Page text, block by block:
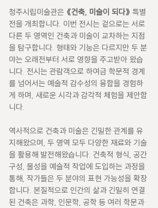
청주시립미술관은 《건축, 미술이 되다》 특별
전을 개최합니다. 이번 전시는 겉으로는 서로
다른 두 영역인 건축과 미술이 교차하는 지점
을 탐구합니다. 형태와 기능은 다르지만 두 분
야는 오래전부터 서로 영향을 주고받아 왔습
니다. 전시는 관람객으로 하여금 학문적 경계
를 넘어서는 예술적 감수성의 융합을 경험하
게 하며, 새로운 시각과 감각적 체험을 제안합
니다.
역사적으로 건축과 미술은 긴밀한 관계를 유
지해왔으며, 두 영역 모두 다양한 재료와 기술
을 활용해 발전해왔습니다. 건축적 형식, 공간
구성, 물성을 예술적 작업에 도입하는 과정을
통해, 작가들은 두 분야의 표현 가능성을 확장
합니다. 본질적으로 인간의 삶과 긴밀히 연결
된 건축은 과학, 인문학, 공학 등 여러 학문과